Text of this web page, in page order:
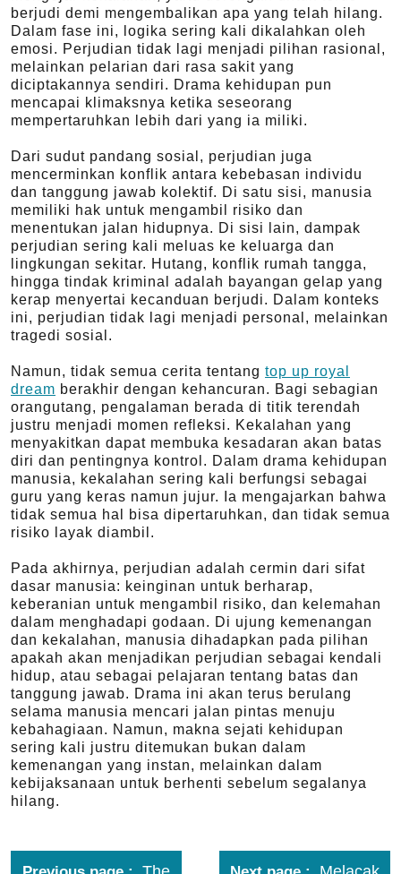
berjudi demi mengembalikan apa yang telah hilang.
Dalam fase ini, logika sering kali dikalahkan oleh
emosi. Perjudian tidak lagi menjadi pilihan rasional,
melainkan pelarian dari rasa sakit yang
diciptakannya sendiri. Drama kehidupan pun
mencapai klimaksnya ketika seseorang
mempertaruhkan lebih dari yang ia miliki.
Dari sudut pandang sosial, perjudian juga
mencerminkan konflik antara kebebasan individu
dan tanggung jawab kolektif. Di satu sisi, manusia
memiliki hak untuk mengambil risiko dan
menentukan jalan hidupnya. Di sisi lain, dampak
perjudian sering kali meluas ke keluarga dan
lingkungan sekitar. Hutang, konflik rumah tangga,
hingga tindak kriminal adalah bayangan gelap yang
kerap menyertai kecanduan berjudi. Dalam konteks
ini, perjudian tidak lagi menjadi personal, melainkan
tragedi sosial.
Namun, tidak semua cerita tentang top up royal
dream berakhir dengan kehancuran. Bagi sebagian
orangutang, pengalaman berada di titik terendah
justru menjadi momen refleksi. Kekalahan yang
menyakitkan dapat membuka kesadaran akan batas
diri dan pentingnya kontrol. Dalam drama kehidupan
manusia, kekalahan sering kali berfungsi sebagai
guru yang keras namun jujur. Ia mengajarkan bahwa
tidak semua hal bisa dipertaruhkan, dan tidak semua
risiko layak diambil.
Pada akhirnya, perjudian adalah cermin dari sifat
dasar manusia: keinginan untuk berharap,
keberanian untuk mengambil risiko, dan kelemahan
dalam menghadapi godaan. Di ujung kemenangan
dan kekalahan, manusia dihadapkan pada pilihan
apakah akan menjadikan perjudian sebagai kendali
hidup, atau sebagai pelajaran tentang batas dan
tanggung jawab. Drama ini akan terus berulang
selama manusia mencari jalan pintas menuju
kebahagiaan. Namun, makna sejati kehidupan
sering kali justru ditemukan bukan dalam
kemenangan yang instan, melainkan dalam
kebijaksanaan untuk berhenti sebelum segalanya
hilang.